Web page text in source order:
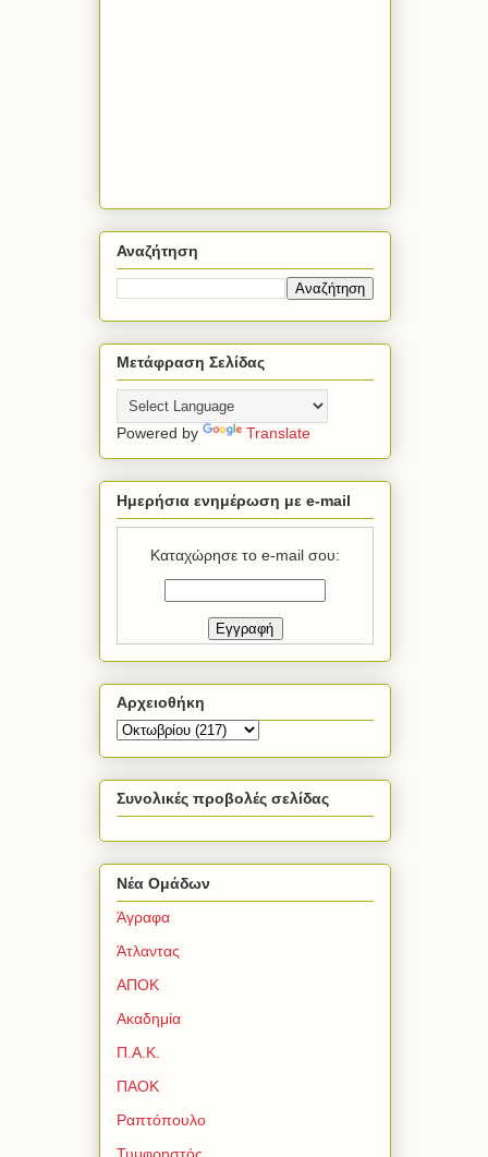
Αναζήτηση
Μετάφραση Σελίδας
Powered by Translate
Ημερήσια ενημέρωση με e-mail
Καταχώρησε το e-mail σου:
Αρχειοθήκη
Συνολικές προβολές σελίδας
Νέα Ομάδων
Άγραφα
Άτλαντας
ΑΠΟΚ
Ακαδημία
Π.Α.Κ.
ΠΑΟΚ
Ραπτόπουλο
Τυμφρηστός